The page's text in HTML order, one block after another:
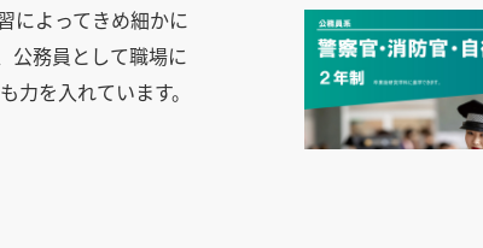
によってきめ細かに
公務員として職場に
を入れています。